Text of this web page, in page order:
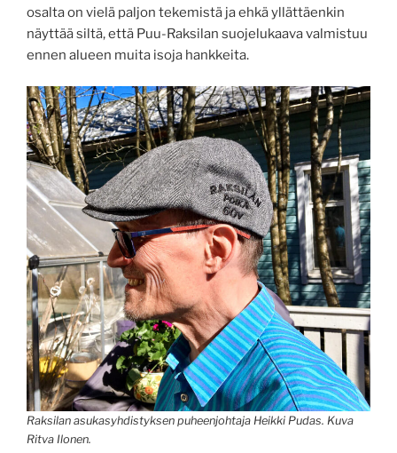
osalta on vielä paljon tekemistä ja ehkä yllättäenkin
näyttää siltä, että Puu-Raksilan suojelukaava valmistuu
ennen alueen muita isoja hankkeita.
Raksilan asukasyhdistyksen puheenjohtaja Heikki Pudas. Kuva
Ritva Ilonen.